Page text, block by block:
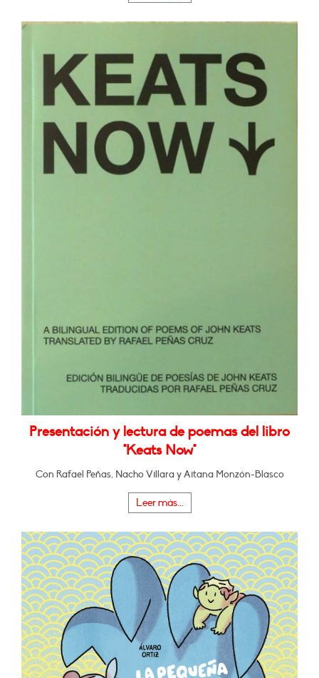
Presentación y lectura de poemas del libro
"Keats Now"
Con Rafael Peñas, Nacho Villara y Aitana Monzón-Blasco
Leer más...